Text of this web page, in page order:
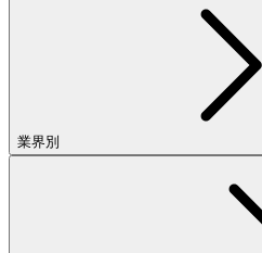
業界別